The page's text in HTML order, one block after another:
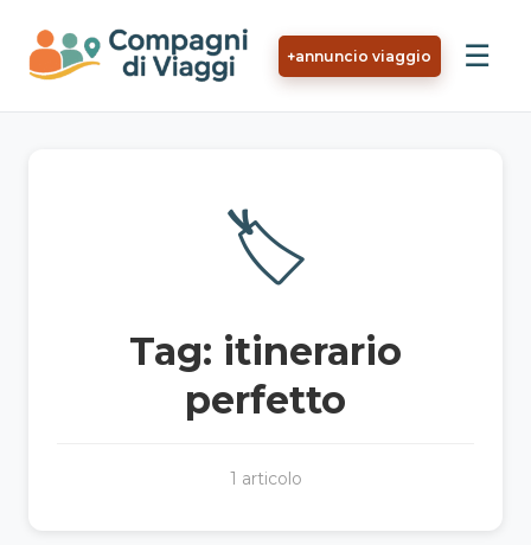
+annuncio viaggio ☰
🏷️
Tag: itinerario
perfetto
1 articolo